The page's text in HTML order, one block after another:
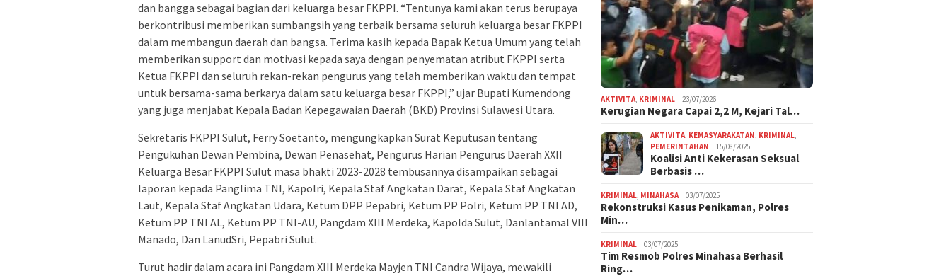
dan bangga sebagai bagian dari keluarga besar FKPPI. “Tentunya kami akan terus berupaya
berkontribusi memberikan sumbangsih yang terbaik bersama seluruh keluarga besar FKPPI
dalam membangun daerah dan bangsa. Terima kasih kepada Bapak Ketua Umum yang telah
memberikan support dan motivasi kepada saya dengan penyematan atribut FKPPI serta
Ketua FKPPI dan seluruh rekan-rekan pengurus yang telah memberikan waktu dan tempat
untuk bersama-sama berkarya dalam satu keluarga besar FKPPI,” ujar Bupati Kumendong
yang juga menjabat Kepala Badan Kepegawaian Daerah (BKD) Provinsi Sulawesi Utara.
Sekretaris FKPPI Sulut, Ferry Soetanto, mengungkapkan Surat Keputusan tentang
Pengukuhan Dewan Pembina, Dewan Penasehat, Pengurus Harian Pengurus Daerah XXII
Keluarga Besar FKPPI Sulut masa bhakti 2023-2028 tembusannya disampaikan sebagai
laporan kepada Panglima TNI, Kapolri, Kepala Staf Angkatan Darat, Kepala Staf Angkatan
Laut, Kepala Staf Angkatan Udara, Ketum DPP Pepabri, Ketum PP Polri, Ketum PP TNI AD,
Ketum PP TNI AL, Ketum PP TNI-AU, Pangdam XIII Merdeka, Kapolda Sulut, Danlantamal VIII
Manado, Dan LanudSri, Pepabri Sulut.
Turut hadir dalam acara ini Pangdam XIII Merdeka Mayjen TNI Candra Wijaya, mewakili
AKTIVITA KRIMINAL 23/07/2026
Kerugian Negara Capai 2,2 M, Kejari Tal…
AKTIVITA KEMASYARAKATAN KRIMINAL
PEMERINTAHAN
15/08/2025
Koalisi Anti Kekerasan Seksual
Berbasis …
KRIMINAL MINAHASA 03/07/2025
Rekonstruksi Kasus Penikaman, Polres
Min…
KRIMINAL 03/07/2025
Tim Resmob Polres Minahasa Berhasil
Ring…